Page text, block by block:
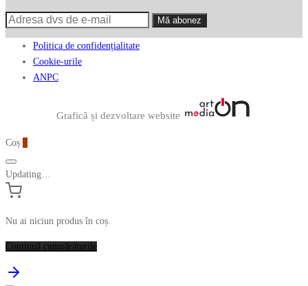
Politica de confidențialitate
Cookie-urile
ANPC
Graficã și dezvoltare website
Coș
Updating…
Nu ai niciun produs în coș.
Continuă cumpărăturile